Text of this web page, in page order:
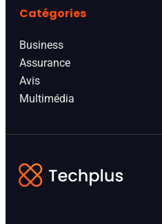
Catégories
Business
Assurance
Avis
Multimédia